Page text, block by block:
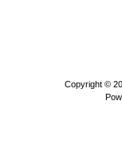
Copyright ©